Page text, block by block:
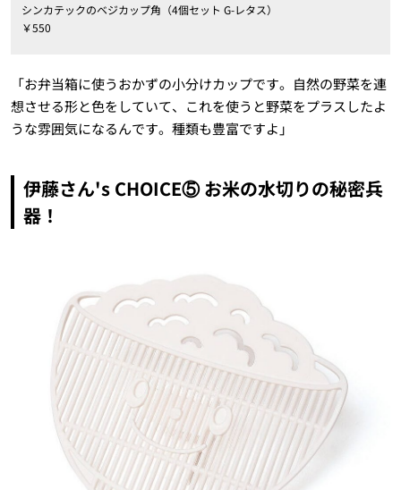
シンカテックのベジカップ角（4個セット G-レタス）
￥550
「お弁当箱に使うおかずの小分けカップです。自然の野菜を連
想させる形と色をしていて、これを使うと野菜をプラスしたよ
うな雰囲気になるんです。種類も豊富ですよ」
伊藤さん's CHOICE⑤ お米の水切りの秘密兵
器！